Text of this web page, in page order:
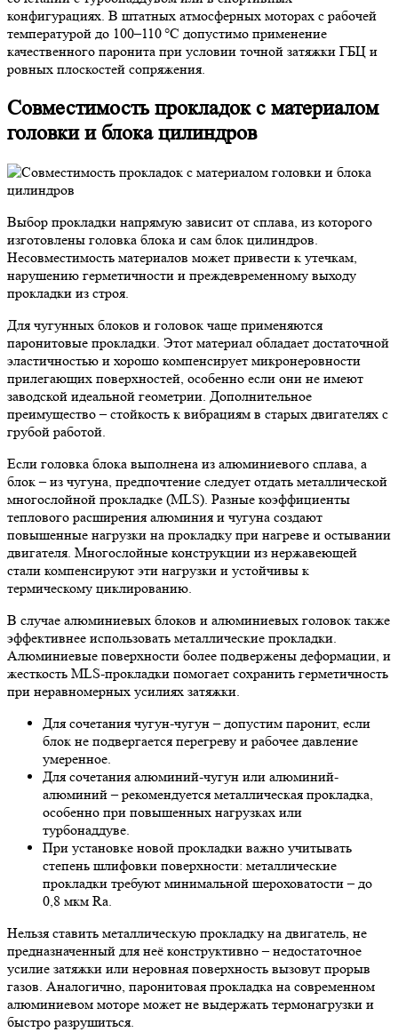
конфигурациях. В штатных атмосферных моторах с рабочей
температурой до 100–110 °C допустимо применение
качественного паронита при условии точной затяжки ГБЦ и
ровных плоскостей сопряжения.
Совместимость прокладок с материалом
головки и блока цилиндров
Выбор прокладки напрямую зависит от сплава, из которого
изготовлены головка блока и сам блок цилиндров.
Несовместимость материалов может привести к утечкам,
нарушению герметичности и преждевременному выходу
прокладки из строя.
Для чугунных блоков и головок чаще применяются
паронитовые прокладки. Этот материал обладает достаточной
эластичностью и хорошо компенсирует микронеровности
прилегающих поверхностей, особенно если они не имеют
заводской идеальной геометрии. Дополнительное
преимущество – стойкость к вибрациям в старых двигателях с
грубой работой.
Если головка блока выполнена из алюминиевого сплава, а
блок – из чугуна, предпочтение следует отдать металлической
многослойной прокладке (MLS). Разные коэффициенты
теплового расширения алюминия и чугуна создают
повышенные нагрузки на прокладку при нагреве и остывании
двигателя. Многослойные конструкции из нержавеющей
стали компенсируют эти нагрузки и устойчивы к
термическому циклированию.
В случае алюминиевых блоков и алюминиевых головок также
эффективнее использовать металлические прокладки.
Алюминиевые поверхности более подвержены деформации, и
жесткость MLS-прокладки помогает сохранить герметичность
при неравномерных усилиях затяжки.
Для сочетания чугун-чугун – допустим паронит, если
блок не подвергается перегреву и рабочее давление
умеренное.
Для сочетания алюминий-чугун или алюминий-
алюминий – рекомендуется металлическая прокладка,
особенно при повышенных нагрузках или
турбонаддуве.
При установке новой прокладки важно учитывать
степень шлифовки поверхности: металлические
прокладки требуют минимальной шероховатости – до
0,8 мкм Ra.
Нельзя ставить металлическую прокладку на двигатель, не
предназначенный для неё конструктивно – недостаточное
усилие затяжки или неровная поверхность вызовут прорыв
газов. Аналогично, паронитовая прокладка на современном
алюминиевом моторе может не выдержать термонагрузки и
быстро разрушиться.